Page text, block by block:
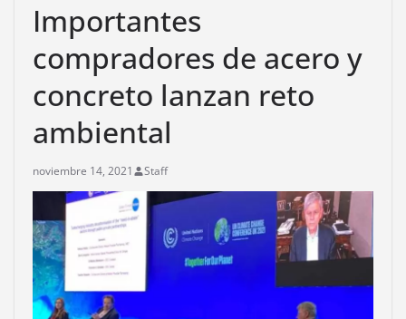
Importantes
compradores de acero y
concreto lanzan reto
ambiental
noviembre 14, 2021 Staff